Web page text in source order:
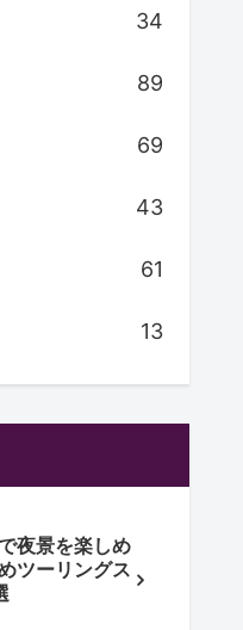
34
89
69
43
61
13
夜景を楽しめ
ツーリングス